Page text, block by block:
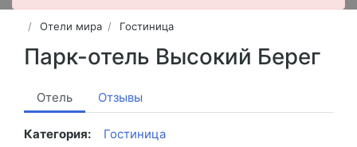
Отели мира Гостиница
Парк-отель Высокий Берег
Отель Отзывы
Категория:
Гостиница